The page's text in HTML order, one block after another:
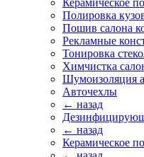
Керамическое
Полировка
Пошив салона
Рекламные
Тонировка
Химчистка
Шумоизоляция
Авточехлы
← назад
← назад
Керамическое